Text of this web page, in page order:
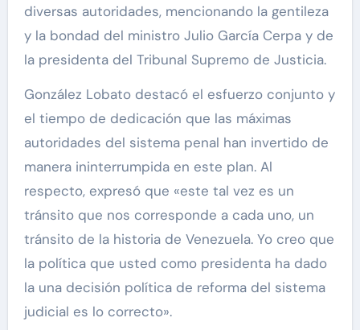
diversas autoridades, mencionando la gentileza
y la bondad del ministro Julio García Cerpa y de
la presidenta del Tribunal Supremo de Justicia.
González Lobato destacó el esfuerzo conjunto y
el tiempo de dedicación que las máximas
autoridades del sistema penal han invertido de
manera ininterrumpida en este plan. Al
respecto, expresó que «este tal vez es un
tránsito que nos corresponde a cada uno, un
tránsito de la historia de Venezuela. Yo creo que
la política que usted como presidenta ha dado
la una decisión política de reforma del sistema
judicial es lo correcto».